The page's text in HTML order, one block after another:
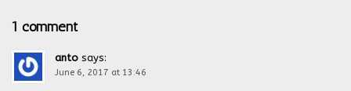
1 comment
anto says:
June 6, 2017 at 13:46